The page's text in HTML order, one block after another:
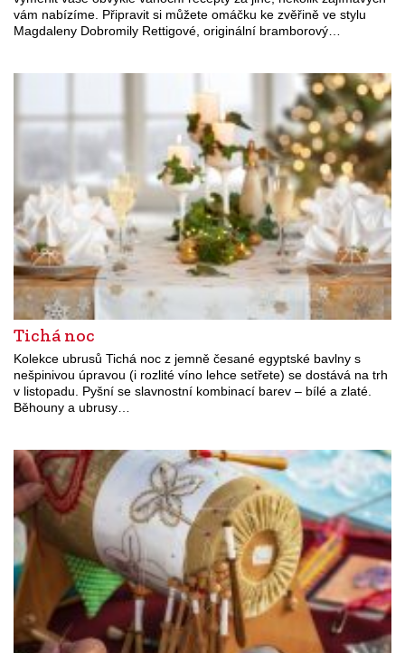
vám nabízíme. Připravit si můžete omáčku ke zvěřině ve stylu
Magdaleny Dobromily Rettigové, originální bramborový…
Tichá noc
Kolekce ubrusů Tichá noc z jemně česané egyptské bavlny s
nešpinivou úpravou (i rozlité víno lehce setřete) se dostává na trh
v listopadu. Pyšní se slavnostní kombinací barev – bílé a zlaté.
Běhouny a ubrusy…